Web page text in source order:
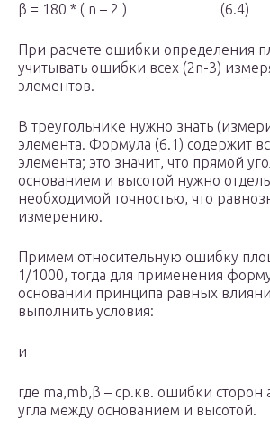
β = 180 * ( n – 2 ) (6.4)
При расчете ошибки определения
учитывать ошибки всех (2n-3)
элементов.
В треугольнике нужно знать
элемента. Формула (6.1) содержит
элемента; это значит, что прямой
основанием и высотой нужно
необходимой точностью, что
измерению.
Примем относительную ошибку
1/1000, тогда для применения
основании принципа равных
выполнить условия:
и
где ma,mb,β – ср.кв. ошибки сторон
угла между основанием и высотой.